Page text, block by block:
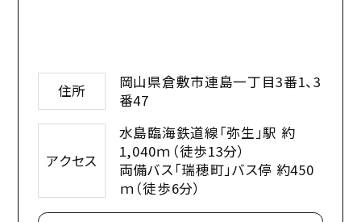
住所
岡山県倉敷市連島一丁目3番1、3
番47
アクセス
水島臨海鉄道線「弥生」駅 約
1,040ｍ（徒歩13分）
両備バス「瑞穂町」バス停 約450
ｍ（徒歩6分）